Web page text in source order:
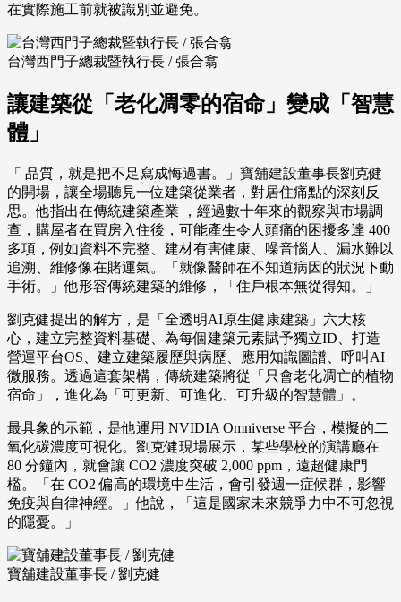
在實際施工前就被識別並避免。
台灣西門子總裁暨執行長 / 張合翕
讓建築從「老化凋零的宿命」變成「智慧
體」
「 品質，就是把不足寫成悔過書。」寶舖建設董事長劉克健
的開場，讓全場聽見一位建築從業者，對居住痛點的深刻反
思。他指出在傳統建築產業 ，經過數十年來的觀察與市場調
查，購屋者在買房入住後，可能產生令人頭痛的困擾多達 400
多項，例如資料不完整、建材有害健康、噪音惱人、漏水難以
追溯、維修像在賭運氣。「就像醫師在不知道病因的狀況下動
手術。」他形容傳統建築的維修，「住戶根本無從得知。」
劉克健提出的解方，是「全透明AI原生健康建築」六大核
心，建立完整資料基礎、為每個建築元素賦予獨立ID、打造
營運平台OS、建立建築履歷與病歷、應用知識圖譜、呼叫AI
微服務。透過這套架構，傳統建築將從「只會老化凋亡的植物
宿命」，進化為「可更新、可進化、可升級的智慧體」。
最具象的示範，是他運用 NVIDIA Omniverse 平台，模擬的二
氧化碳濃度可視化。劉克健現場展示，某些學校的演講廳在
80 分鐘內，就會讓 CO2 濃度突破 2,000 ppm，遠超健康門
檻。「在 CO2 偏高的環境中生活，會引發週一症候群，影響
免疫與自律神經。」他說，「這是國家未來競爭力中不可忽視
的隱憂。」
寶舖建設董事長 / 劉克健